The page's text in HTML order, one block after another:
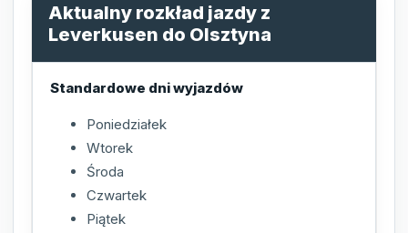
Aktualny rozkład jazdy z
Leverkusen do Olsztyna
Standardowe dni wyjazdów
Poniedziałek
Wtorek
Środa
Czwartek
Piątek